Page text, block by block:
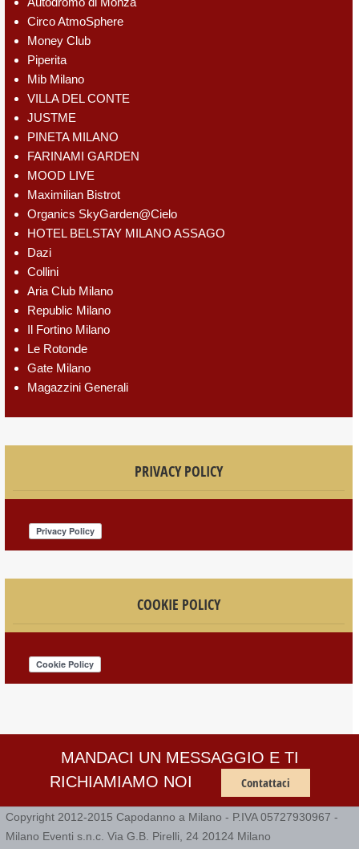
Circo AtmoSphere
Money Club
Piperita
Mib Milano
VILLA DEL CONTE
JUSTME
PINETA MILANO
FARINAMI GARDEN
MOOD LIVE
Maximilian Bistrot
Organics SkyGarden@Cielo
HOTEL BELSTAY MILANO ASSAGO
Dazi
Collini
Aria Club Milano
Republic Milano
Il Fortino Milano
Le Rotonde
Gate Milano
Magazzini Generali
PRIVACY POLICY
COOKIE POLICY
MANDACI UN MESSAGGIO E TI
RICHIAMIAMO NOI
Contattaci
Copyright 2012-2015 Capodanno a Milano - P.IVA 05727930967 -
Milano Eventi s.n.c. Via G.B. Pirelli, 24 20124 Milano